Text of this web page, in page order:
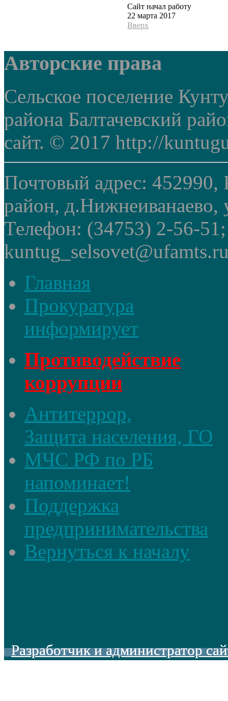
Сайт начал работу
22 марта 2017
Вверх
Авторские права
Сельское поселение
района Балтачевский
сайт. © 2017 http://
Почтовый адрес: 452990,
район, д.Нижнеиванаево,
Телефон: (34753) 2-56-
Главная
Прокуратура
информирует
Противодействие
коррупции
Антитеррор,
Защита населения, ГО
МЧС РФ по РБ
напоминает!
Поддержка
предпринимательства
Вернуться к началу
Разработчик и администратор